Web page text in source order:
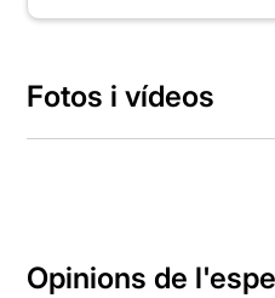
Fotos i vídeos
Opinions de